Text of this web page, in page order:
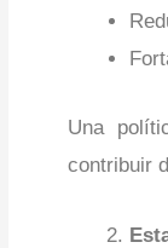
Una
contribuir